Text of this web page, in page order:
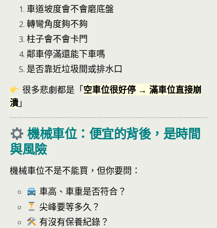
車道坡度會不會磨底盤
轉彎角度夠不夠
柱子會不會卡門
鄰車停滿還能下車嗎
是否靠近垃圾間或排水口
很多悲劇都是「空車位很好停 → 滿車位直接崩
潰 」
機械車位：便宜的背後，是時間
與風險
機械車位不是不能買，但你要問：
車高、車重是否符合？
尖峰要等多久？
有沒有保養紀錄？